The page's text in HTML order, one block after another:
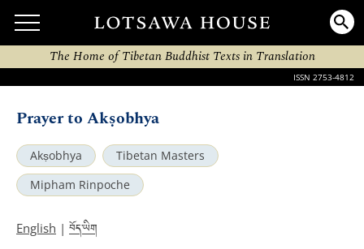
The Home of Tibetan Buddhist Texts in Translation
ISSN 2753-4812
Prayer to Akṣobhya
Akṣobhya
Tibetan Masters
Mipham Rinpoche
English | བོད་ཡིག